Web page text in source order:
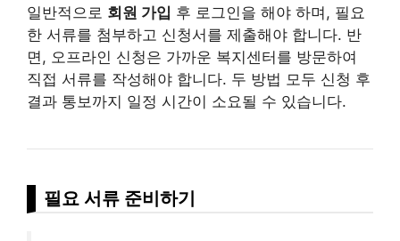
일반적으로 회원 가입 후 로그인을 해야 하며, 필요
한 서류를 첨부하고 신청서를 제출해야 합니다. 반
면, 오프라인 신청은 가까운 복지센터를 방문하여
직접 서류를 작성해야 합니다. 두 방법 모두 신청 후
결과 통보까지 일정 시간이 소요될 수 있습니다.
필요 서류 준비하기